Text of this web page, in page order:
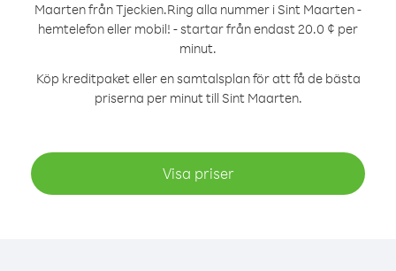
Maarten från Tjeckien.Ring alla nummer i Sint Maarten -
hemtelefon eller mobil! - startar från endast 20.0 ¢ per
minut.
Köp kreditpaket eller en samtalsplan för att få de bästa
priserna per minut till Sint Maarten.
Visa priser